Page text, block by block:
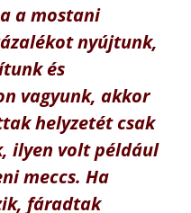
a mostani
nyújtunk,
és
vagyunk, akkor
helyzetét csak
ilyen volt például
meccs. Ha
fáradtak